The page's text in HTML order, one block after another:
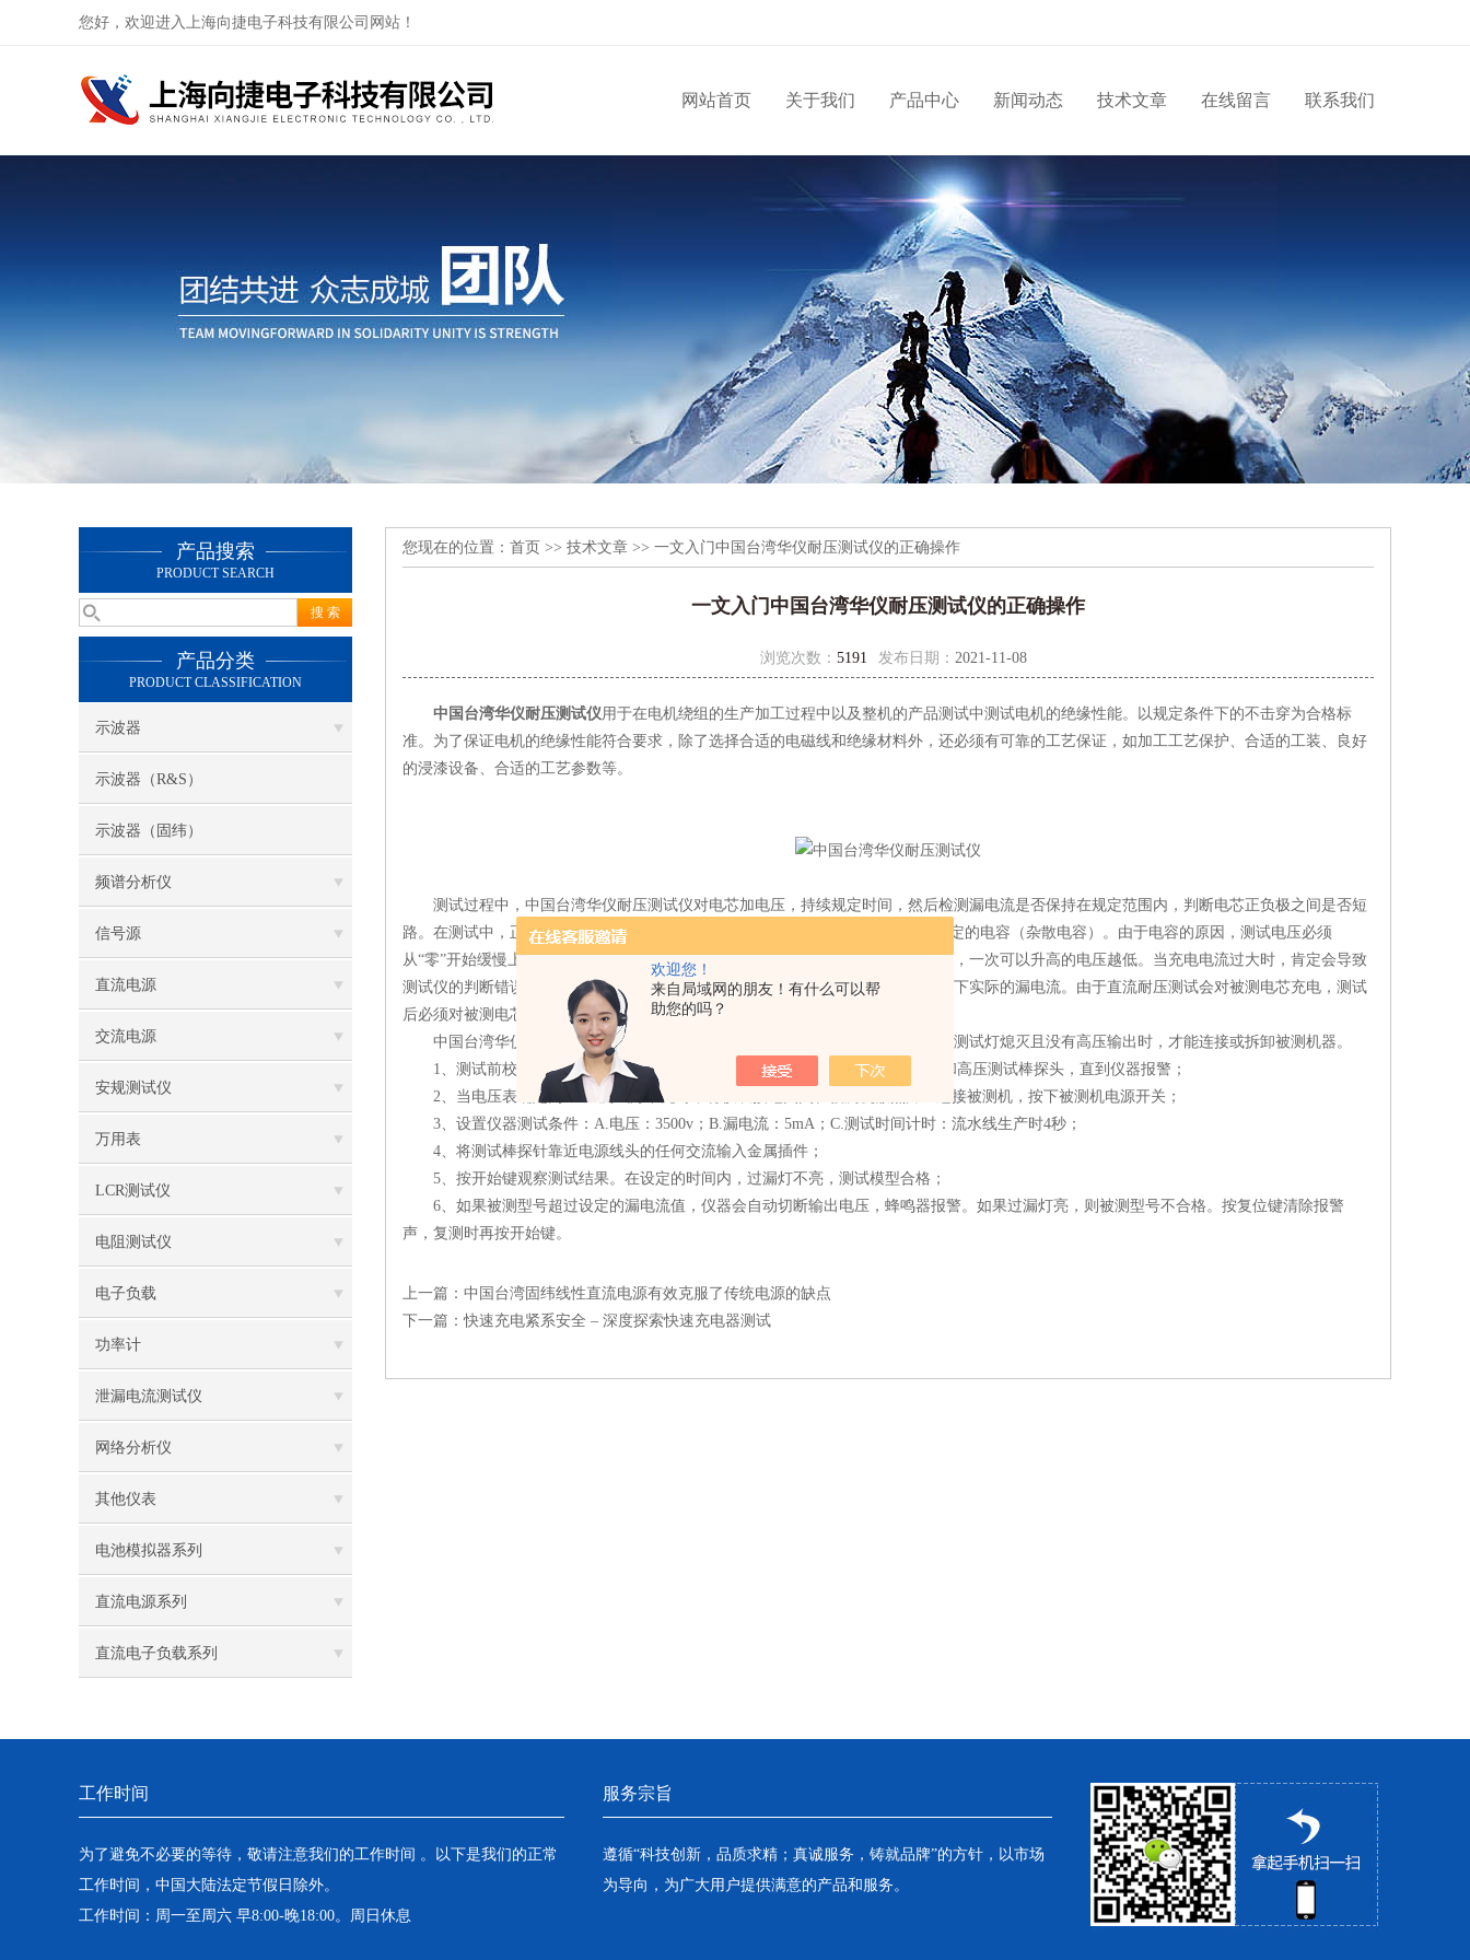
欢迎您！
来自局域网的朋友！有什么可以帮
助您的吗？
您好，欢迎进入上海向捷电子科技有限公司网站！
网站首页 关于我们 产品中心 新闻动态 技术文章 在线留言 联系我们
产品搜索
PRODUCT SEARCH
产品分类
PRODUCT CLASSIFICATION
示波器
示波器（R&S）
示波器（固纬）
频谱分析仪
信号源
直流电源
交流电源
安规测试仪
万用表
LCR测试仪
电阻测试仪
电子负载
功率计
泄漏电流测试仪
网络分析仪
其他仪表
电池模拟器系列
直流电源系列
直流电子负载系列
您现在的位置： 首页 >> 技术文章 >> 一文入门中国台湾华仪耐压测试仪的正确操作
一文入门中国台湾华仪耐压测试仪的正确操作
浏览次数： 5191 发布日期： 2021-11-08
中国台湾华仪耐压测试仪用于在电机绕组的生产加工过程中以及整机的产品测试中测试电机的绝缘性能。以规定条件下的不击穿为合格标
准。为了保证电机的绝缘性能符合要求，除了选择合适的电磁线和绝缘材料外，还必须有可靠的工艺保证，如加工工艺保护、合适的工装、良好
的浸漆设备、合适的工艺参数等。
测试过程中，中国台湾华仪耐压测试仪对电芯加电压，持续规定时间，然后检测漏电流是否保持在规定范围内，判断电芯正负极之间是否短
路。在测试中，正负极板因为彼此接近μm，所以只有15-30。裸电池内部会形成一定的电容（杂散电容）。由于电容的原因，测试电压必须
从“零”开始缓慢上升，以免充电电流过大。电容越大，需要的缓慢上升时间T1越长，一次可以升高的电压越低。当充电电流过大时，肯定会导致
测试仪的判断错误，使测试结果不准确。一旦被测单元的杂散电容被填满，就只剩下实际的漏电流。由于直流耐压测试会对被测电芯充电，测试
后必须对被测电芯进行放电。
中国台湾华仪耐压测试仪操作人员的座椅和脚部必须垫有橡胶绝缘垫。只有当测试灯熄灭且没有高压输出时，才能连接或拆卸被测机器。
1、测试前校准仪器。方法：在漏电流5mA下，用700kΩ陶瓷电阻跨接地线夹和高压测试棒探头，直到仪器报警；
2、当电压表确定为“0”且测试灯不亮时，将仪表接地夹夹在被测机散热片上连接被测机，按下被测机电源开关；
3、设置仪器测试条件：A.电压：3500v；B.漏电流：5mA；C.测试时间计时：流水线生产时4秒；
4、将测试棒探针靠近电源线头的任何交流输入金属插件；
5、按开始键观察测试结果。在设定的时间内，过漏灯不亮，测试模型合格；
6、如果被测型号超过设定的漏电流值，仪器会自动切断输出电压，蜂鸣器报警。如果过漏灯亮，则被测型号不合格。按复位键清除报警
声，复测时再按开始键。
上一篇： 中国台湾固纬线性直流电源有效克服了传统电源的缺点
下一篇：快速充电紧系安全 – 深度探索快速充电器测试
工作时间
为了避免不必要的等待，敬请注意我们的工作时间 。以下是我们的正常
工作时间，中国大陆法定节假日除外。
工作时间：周一至周六 早8:00-晚18:00。周日休息
服务宗旨
遵循“科技创新，品质求精；真诚服务，铸就品牌”的方针，以市场
为导向，为广大用户提供满意的产品和服务。